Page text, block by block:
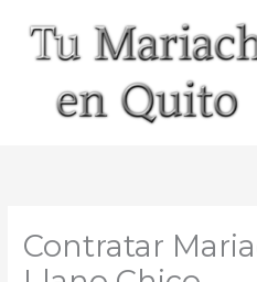
contenido
Contratar